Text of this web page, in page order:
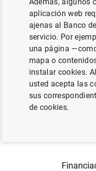
reconocidos, el estado
neto y el estado de flujos
Estados financieros
entidades de crédito
Información
aplicación web
ajenas al Banco
servicio. Por
una página
mapa o
instalar cookies.
usted acepta las
sus
de cookies.